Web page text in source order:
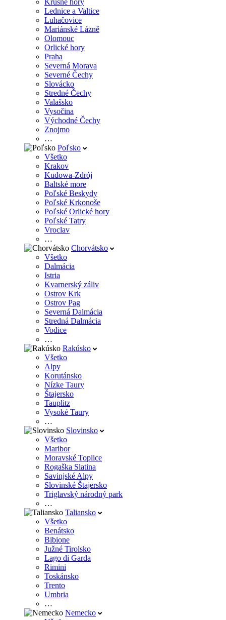
Krušné hory
Lednice a Valtice
Luhačovice
Mariánské Lázně
Olomouc
Orlické hory
Praha
Severná Morava
Severné Čechy
Slovácko
Stredné Čechy
Valašsko
Vysočina
Východné Čechy
Znojmo
…
Poľsko
Všetko
Krakov
Kudowa-Zdrój
Baltské more
Poľské Beskydy
Poľské Krkonoše
Poľské Orlické hory
Poľské Tatry
Vroclav
…
Chorvátsko
Všetko
Dalmácia
Istria
Kvarnerský záliv
Ostrov Krk
Ostrov Pag
Severná Dalmácia
Stredná Dalmácia
Vodice
…
Rakúsko
Všetko
Alpy
Korutánsko
Nízke Taury
Štajersko
Tauplitz
Vysoké Taury
…
Slovinsko
Všetko
Maribor
Moravské Toplice
Rogaška Slatina
Savinjské Alpy
Slovinské Štajersko
Triglavský národný park
…
Taliansko
Všetko
Benátsko
Bibione
Južné Tirolsko
Lago di Garda
Rimini
Toskánsko
Trento
Umbria
…
Nemecko